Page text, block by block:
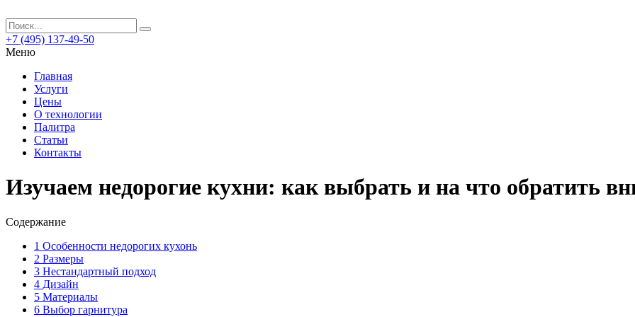
+7 (495) 137-49-50
Меню
Главная
Услуги
Цены
О технологии
Палитра
Статьи
Контакты
Изучаем недорогие кухни: как выбрать и на что обратить
Содержание
1 Особенности недорогих кухонь
2 Размеры
3 Нестандартный подход
4 Дизайн
5 Материалы
6 Выбор гарнитура